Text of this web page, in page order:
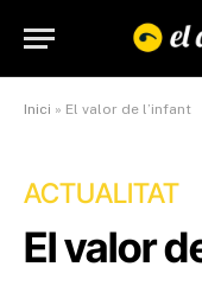
Inici » El valor de l’infant
ACTUALITAT
El valor